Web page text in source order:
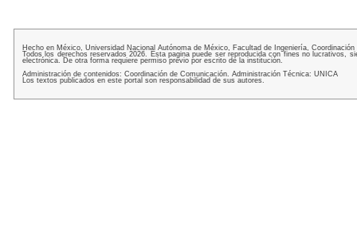
Hecho en México, Universidad Nacional Autónoma de México, Facultad de Ingeniería,
Todos los derechos reservados 2026. Esta pagina puede ser reproducida con fines no lucrativos,
electrónica. De otra forma requiere permiso previo por escrito de la institución.
Administración de contenidos: Coordinación de Comunicación. Administración Técnica: UNICA
Los textos publicados en este portal son responsabilidad de sus autores.